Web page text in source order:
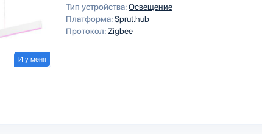
И у меня
Тип устройства:Освещение
Платформа:Sprut.hub
Протокол: Zigbee